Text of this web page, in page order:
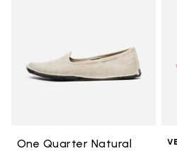
One Quarter Natural